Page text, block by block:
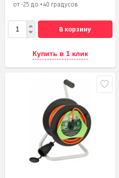
от -25 до +40 градусов
В корзину
Купить в 1 клик